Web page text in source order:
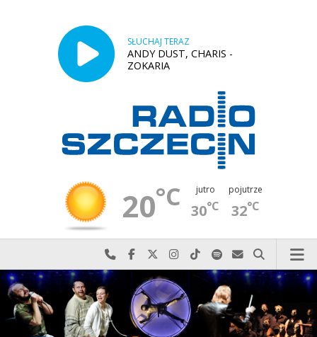
SŁUCHAJ TERAZ
ANDY DUST, CHARIS -
ZOKARIA
20°C jutro
30°C
pojutrze
32°C
Najlepiej po prostu do nas zadzwoń
Odwiedź nas na Facebook-u
Odwiedź nas na X
Odwiedź nas na Instagram-ie
Odwiedź nas na TikTok-u
Szukaj nas na Spotify
Wyślij do nas
Szukaj